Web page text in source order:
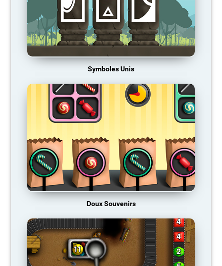
Symboles Unis
Doux Souvenirs